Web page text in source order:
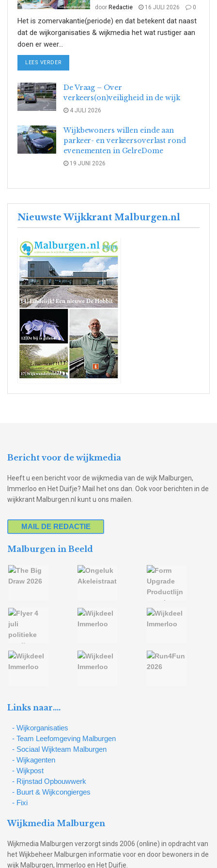
door Redactie 16 JULI 2026 0
Het is zomervakantie(periode) en dat betekent dat naast
dat de wijkorganisaties & wijkmedia het wat rustiger aan
doen er weer...
LEES VERDER
De Vraag – Over
verkeers(on)veiligheid in de wijk
4 JULI 2026
Wijkbewoners willen einde aan
parkeer- en verkeersoverlast rond
evenementen in GelreDome
19 JUNI 2026
Nieuwste Wijkkrant Malburgen.nl
Bericht voor de wijkmedia
Heeft u een bericht voor de wijkmedia van de wijk Malburgen,
Immerloo en Het Duifje? Mail het ons dan. Ook voor berichten in de
wijkkrant Malburgen.nl kunt u ons mailen.
MAIL DE REDACTIE
Malburgen in Beeld
Links naar….
- Wijkorganisaties
- Team Leefomgeving Malburgen
- Sociaal Wijkteam Malburgen
- Wijkagenten
- Wijkpost
- Rijnstad Opbouwwerk
- Buurt & Wijkcongierges
- Fixi
Wijkmedia Malburgen
Wijkmedia Malburgen verzorgt sinds 2006 (online) in opdracht van
het Wijkbeheer Malburgen informatie voor en door bewoners in de
wijk Malburgen, Immerloo en Het Duifje.